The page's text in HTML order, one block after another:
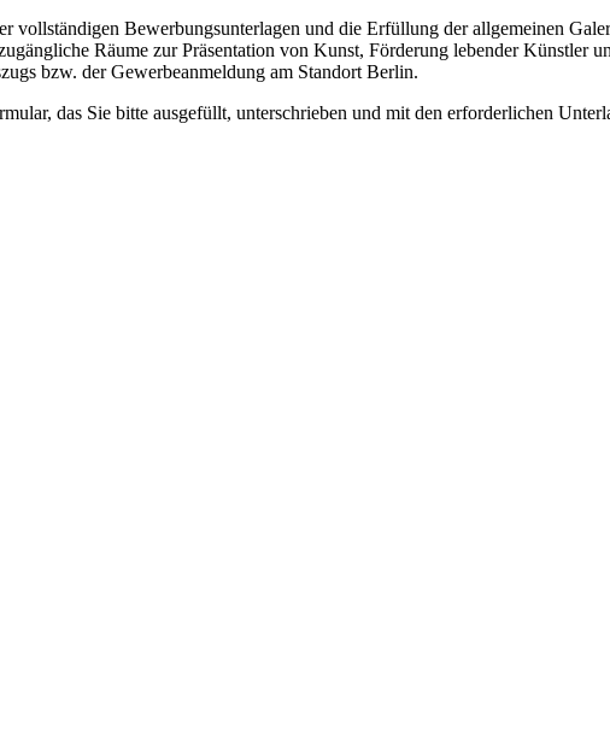
vollständigen Bewerbungsunterlagen und die Erfüllung der allgemeinen
Räume zur Präsentation von Kunst, Förderung lebender Künstler
bzw. der Gewerbeanmeldung am Standort Berlin.
das Sie bitte ausgefüllt, unterschrieben und mit den erforderlichen